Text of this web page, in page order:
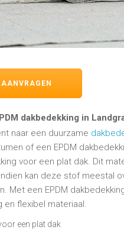
AANVRAGEN
dakbedekking in
naar een duurzame
of een EPDM
voor een plat dak. Dit
kan deze stof meestal
Met een EPDM
en flexibel materiaal.
een plat dak